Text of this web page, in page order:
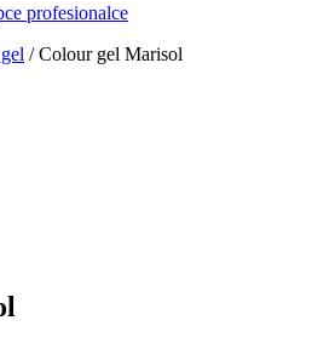
profesionalce
/Colour gel Marisol